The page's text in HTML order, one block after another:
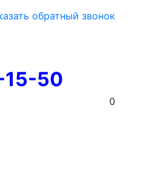
обратный звонок
15-50
0